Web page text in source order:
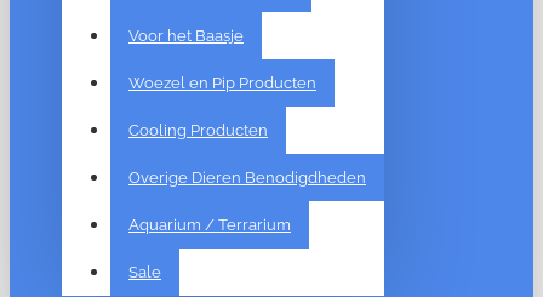
Voor het Baasje
Woezel en Pip Producten
Cooling Producten
Overige Dieren Benodigdheden
Aquarium / Terrarium
Sale